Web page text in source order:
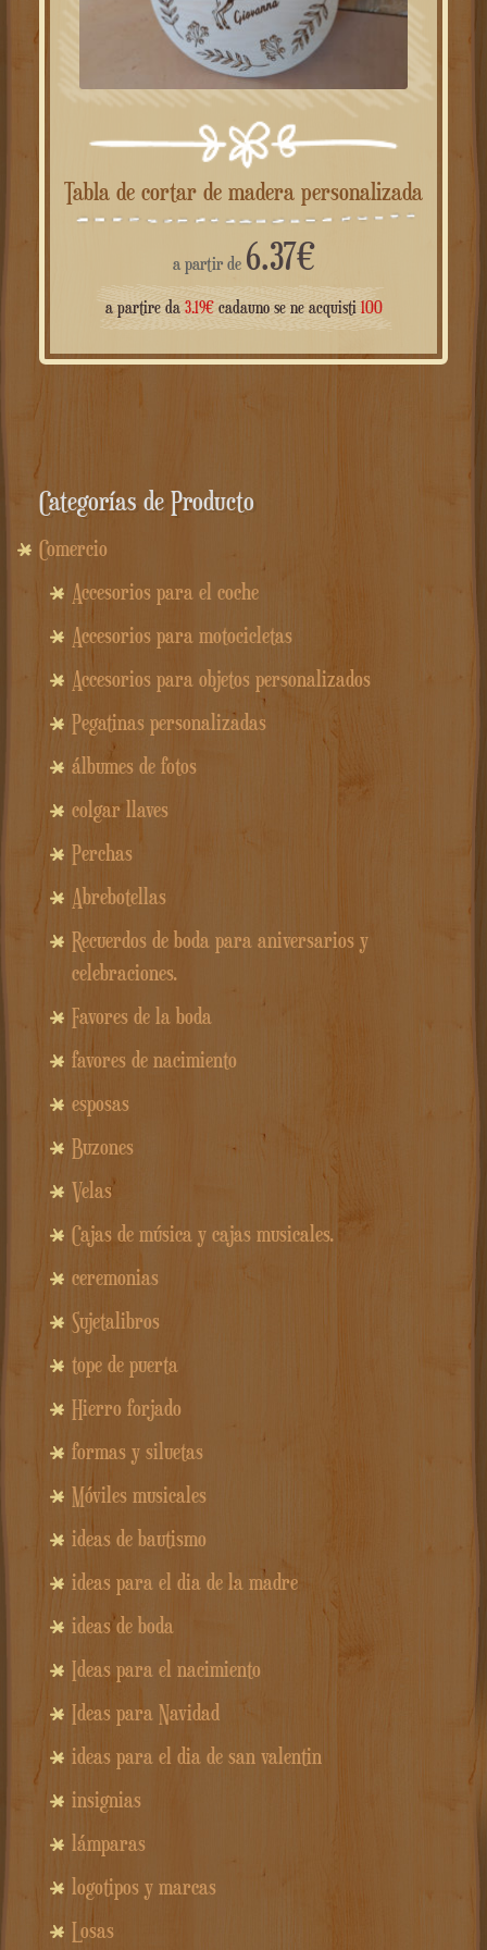
Tabla de cortar de madera personalizada
a partir de 6.37€
a partire da 3.19€cadauno se ne acquisti 100
Categorías de Producto
Comercio
Accesorios para el coche
Accesorios para motocicletas
Accesorios para objetos personalizados
Pegatinas personalizadas
álbumes de fotos
colgar llaves
Perchas
Abrebotellas
Recuerdos de boda para aniversarios y
celebraciones.
Favores de la boda
favores de nacimiento
esposas
Buzones
Velas
Cajas de música y cajas musicales.
ceremonias
Sujetalibros
tope de puerta
Hierro forjado
formas y siluetas
Móviles musicales
ideas de bautismo
ideas para el dia de la madre
ideas de boda
Ideas para el nacimiento
Ideas para Navidad
ideas para el dia de san valentin
insignias
lámparas
logotipos y marcas
Losas